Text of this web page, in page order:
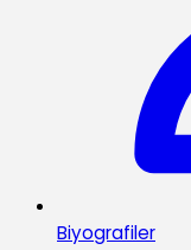
Biyografiler